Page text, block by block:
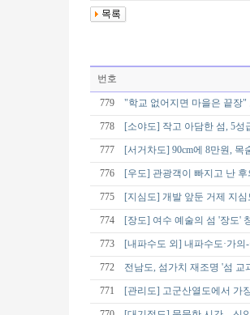
번호
779 "학교 없어지면 마을은 끝장
778 [소야도] 작고 아담한 섬, 5성
777 [서거차도] 90cm에 8만원,
776 [우도] 관광객이 빠지고 난 후
775 [지심도] 개발 앞둔 거제 지
774 [장도] 여수 예술의 섬 '장도'
773 [내파수도 외] 내파수도·가의
772 전남도, 섬가치 재조명 '섬 교
771 [관리도] 고군산열도에서 가